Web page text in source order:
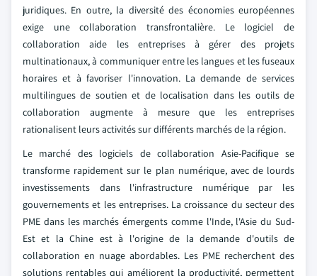
juridiques. En outre, la diversité des économies européennes
exige une collaboration transfrontalière. Le logiciel de
collaboration aide les entreprises à gérer des projets
multinationaux, à communiquer entre les langues et les fuseaux
horaires et à favoriser l'innovation. La demande de services
multilingues de soutien et de localisation dans les outils de
collaboration augmente à mesure que les entreprises
rationalisent leurs activités sur différents marchés de la région.
Le marché des logiciels de collaboration Asie-Pacifique se
transforme rapidement sur le plan numérique, avec de lourds
investissements dans l'infrastructure numérique par les
gouvernements et les entreprises. La croissance du secteur des
PME dans les marchés émergents comme l'Inde, l'Asie du Sud-
Est et la Chine est à l'origine de la demande d'outils de
collaboration en nuage abordables. Les PME recherchent des
solutions rentables qui améliorent la productivité, permettent